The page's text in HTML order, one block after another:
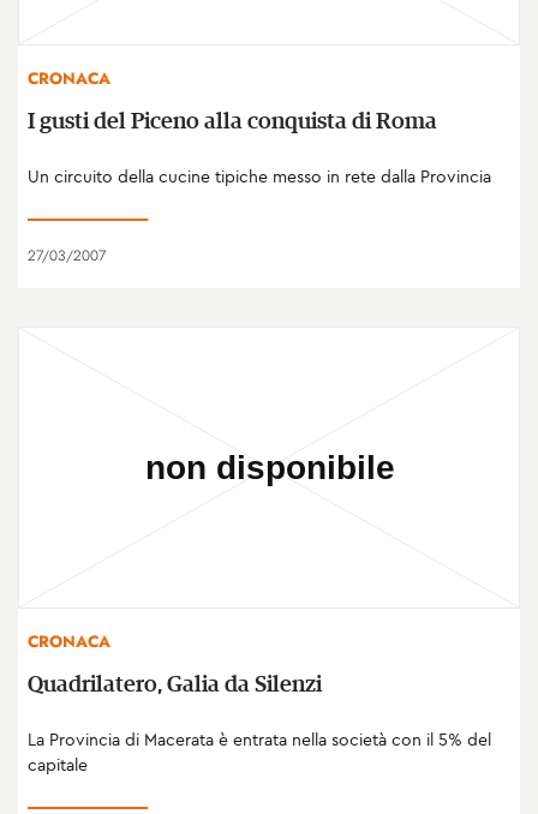
CRONACA
I gusti del Piceno alla conquista di Roma
Un circuito della cucine tipiche messo in rete dalla Provincia
27/03/2007
CRONACA
Quadrilatero, Galia da Silenzi
La Provincia di Macerata è entrata nella società con il 5% del
capitale